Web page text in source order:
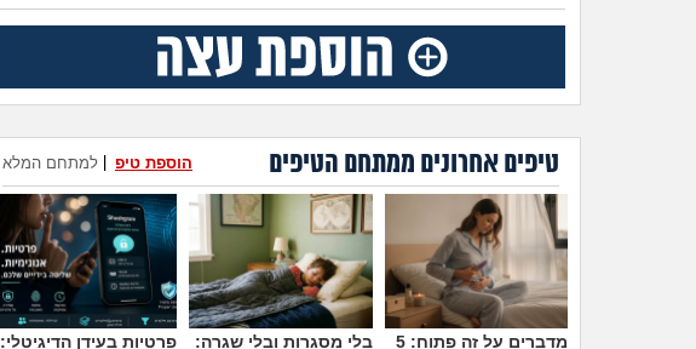
טיפים אחרונים ממתחם הטיפים למתחם המלא הוספת טיפ
מדברים על זה פתוח: 5
בלי מסגרות ובלי שגרה:
פרטיות בעידן הדיגיטלי: